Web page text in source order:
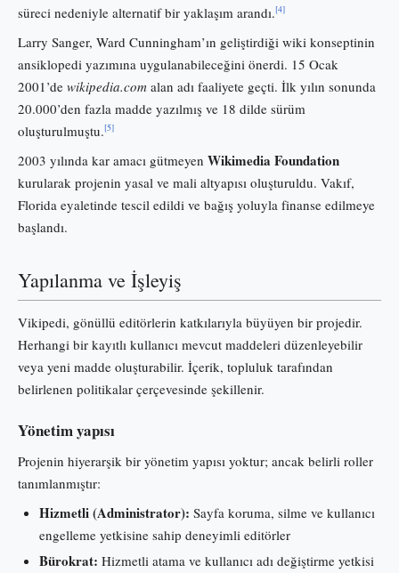
süreci nedeniyle alternatif bir yaklaşım arandı.[4]
Larry Sanger, Ward Cunningham’ın geliştirdiği wiki konseptinin
ansiklopedi yazımına uygulanabileceğini önerdi. 15 Ocak
2001’de wikipedia.com alan adı faaliyete geçti. İlk yılın sonunda
20.000’den fazla madde yazılmış ve 18 dilde sürüm
oluşturulmuştu.[5]
2003 yılında kar amacı gütmeyen Wikimedia Foundation
kurularak projenin yasal ve mali altyapısı oluşturuldu. Vakıf,
Florida eyaletinde tescil edildi ve bağış yoluyla finanse edilmeye
başlandı.
Yapılanma ve İşleyiş
Vikipedi, gönüllü editörlerin katkılarıyla büyüyen bir projedir.
Herhangi bir kayıtlı kullanıcı mevcut maddeleri düzenleyebilir
veya yeni madde oluşturabilir. İçerik, topluluk tarafından
belirlenen politikalar çerçevesinde şekillenir.
Yönetim yapısı
Projenin hiyerarşik bir yönetim yapısı yoktur; ancak belirli roller
tanımlanmıştır:
Hizmetli (Administrator): Sayfa koruma, silme ve kullanıcı
engelleme yetkisine sahip deneyimli editörler
Bürokrat: Hizmetli atama ve kullanıcı adı değiştirme yetkisi